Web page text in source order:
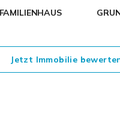
Jetzt Immobilie